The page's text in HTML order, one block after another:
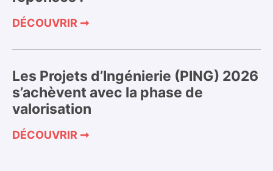
DÉCOUVRIR ➞
Les Projets d’Ingénierie (PING) 2026
s’achèvent avec la phase de
valorisation
DÉCOUVRIR ➞